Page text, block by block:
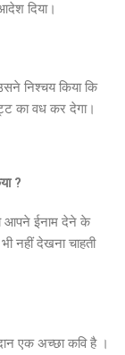
दिया।
निश्चय किया कि
का वध कर देगा।
?
आपने ईनाम देने के
नहीं देखना चाहती
एक अच्छा कवि है ।